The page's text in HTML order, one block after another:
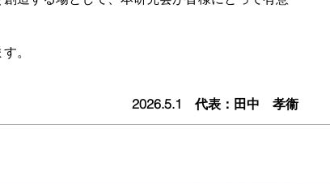
。
2026.5.1 代表：田中 孝衞